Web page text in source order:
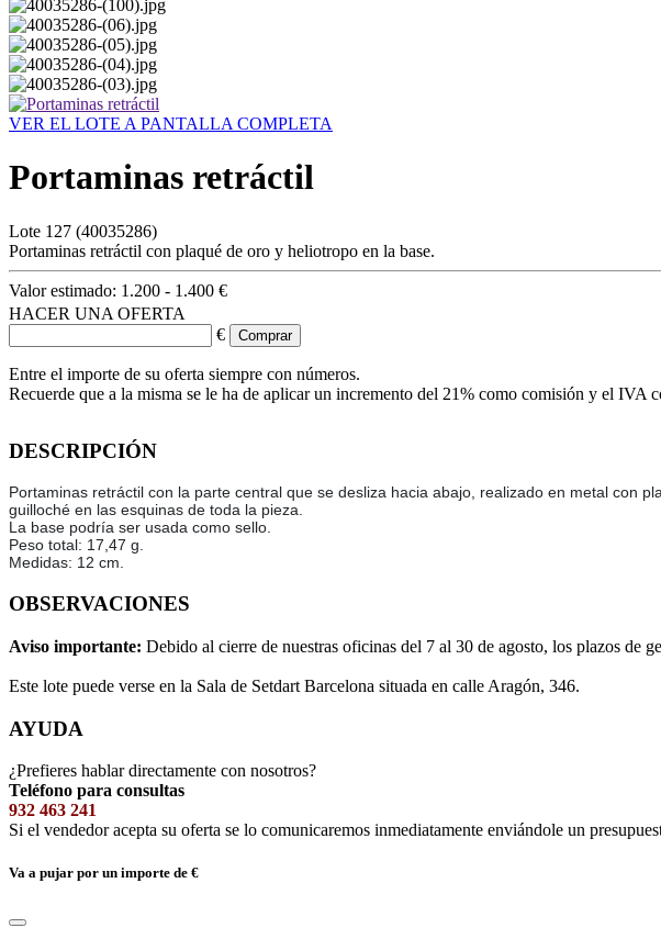
VER EL LOTE A PANTALLA COMPLETA
Portaminas retráctil
Lote 127 (40035286)
Portaminas retráctil con plaqué de oro y heliotropo en la base.
Valor estimado: 1.200 - 1.400 €
HACER UNA OFERTA
€
Entre el importe de su oferta siempre con números.
Recuerde que a la misma se le ha de aplicar un incremento del 21% como comisión y el IVA
DESCRIPCIÓN
Portaminas retráctil con la parte central que se desliza hacia abajo, realizado en metal con
guilloché en las esquinas de toda la pieza.
La base podría ser usada como sello.
Peso total: 17,47 g.
Medidas: 12 cm.
OBSERVACIONES
Aviso importante: Debido al cierre de nuestras oficinas del 7 al 30 de agosto, los plazos de
Este lote puede verse en la Sala de Setdart Barcelona situada en calle Aragón, 346.
AYUDA
¿Prefieres hablar directamente con nosotros?
Teléfono para consultas
932 463 241
Si el vendedor acepta su oferta se lo comunicaremos inmediatamente enviándole un
Va a pujar por un importe de €